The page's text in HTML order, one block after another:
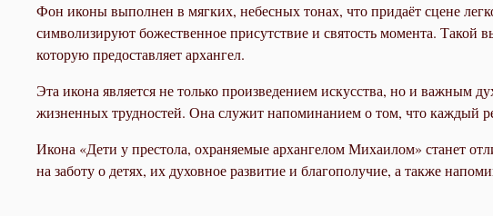
Фон иконы выполнен в мягких, небесных тонах, что придаёт сцене
символизируют божественное присутствие и святость момента. Такой
которую предоставляет архангел.
Эта икона является не только произведением искусства, но и важным
жизненных трудностей. Она служит напоминанием о том, что каждый
Икона «Дети у престола, охраняемые архангелом Михаилом» станет
на заботу о детях, их духовное развитие и благополучие, а также